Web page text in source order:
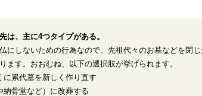
は、主に4つタイプがある。
にしないための行為なので、先祖代々のお墓などを閉
ます。おおむね、以下の選択肢が挙げられます。
に累代墓を新しく作り直す
納骨堂など）に改葬する